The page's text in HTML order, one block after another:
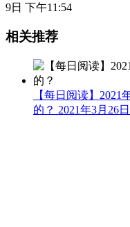
9日 下午11:54
相关推荐
【每日阅读】
的？ 2021年3月26日